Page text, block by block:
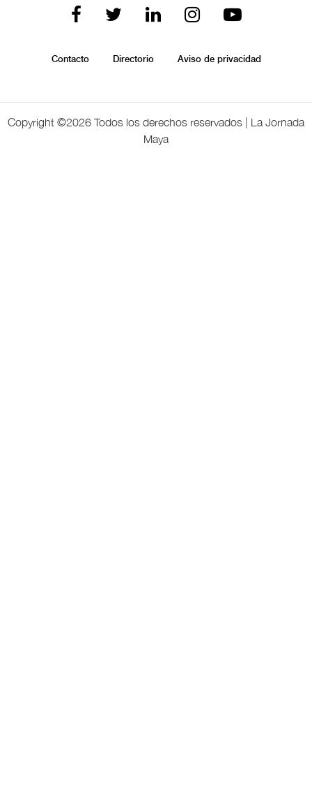
Contacto Directorio Aviso de privacidad
Copyright ©2026 Todos los derechos reservados | La Jornada
Maya